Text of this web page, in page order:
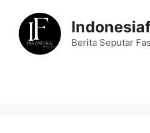
content
Berita Seputar